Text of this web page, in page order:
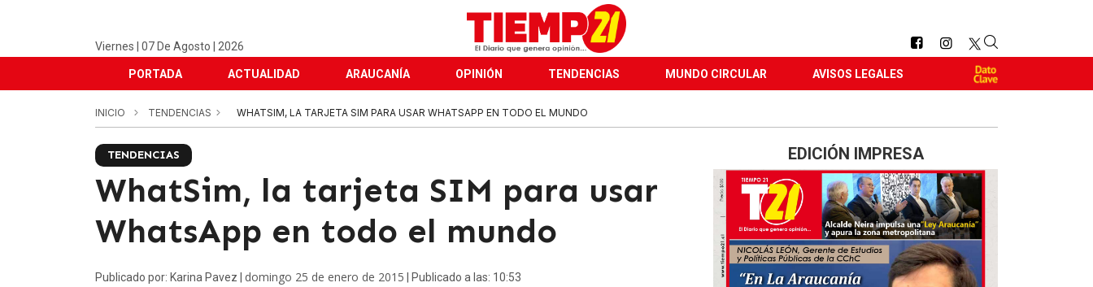
Viernes | 07 De Agosto | 2026
PORTADA ACTUALIDAD ARAUCANÍA OPINIÓN TENDENCIAS MUNDO CIRCULAR AVISOS LEGALES
INICIO TENDENCIAS WHATSIM, LA TARJETA SIM PARA USAR WHATSAPP EN TODO EL MUNDO
TENDENCIAS
WhatSim, la tarjeta SIM para usar
WhatsApp en todo el mundo
Publicado por: Karina Pavez | domingo 25 de enero de 2015 | Publicado a las: 10:53
EDICIÓN IMPRESA